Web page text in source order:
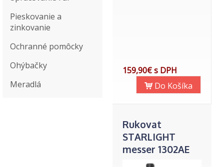
Pieskovanie a
zinkovanie
Ochranné pomôcky
Ohýbačky
Meradlá
159,90€ s DPH
Do Košíka
Rukovat
STARLIGHT
messer 1302AE
71606182